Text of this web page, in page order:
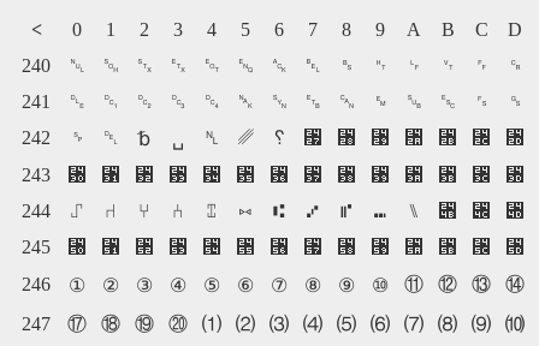
< 0 1 2 3 4 5 6 7 8 9 A B C
D
240
␀ ␁ ␂ ␃ ␄ ␅ ␆ ␇ ␈ ␉ ␊ ␋ ␌
␍
241
␐ ␑ ␒ ␓ ␔ ␕ ␖ ␗ ␘ ␙ ␚ ␛ ␜
␝
242
␠ ␡ ␢ ␣ ␤ ␥ ␦ ␧ ␨ ␩ ␪ ␫ ␬
␭
243
␰ ␱ ␲ ␳ ␴ ␵ ␶ ␷ ␸ ␹ ␺ ␻ ␼
␽
244
⑀ ⑁ ⑂ ⑃ ⑄ ⑅ ⑆ ⑇ ⑈ ⑉ ⑊ ⑋ ⑌
⑍
245
⑐ ⑑ ⑒ ⑓ ⑔ ⑕ ⑖ ⑗ ⑘ ⑙ ⑚ ⑛ ⑜
⑝
246
① ② ③ ④ ⑤ ⑥ ⑦ ⑧ ⑨ ⑩ ⑪ ⑫ ⑬
⑭
247
⑰ ⑱ ⑲ ⑳ ⑴ ⑵ ⑶ ⑷ ⑸ ⑹ ⑺ ⑻ ⑼
⑽